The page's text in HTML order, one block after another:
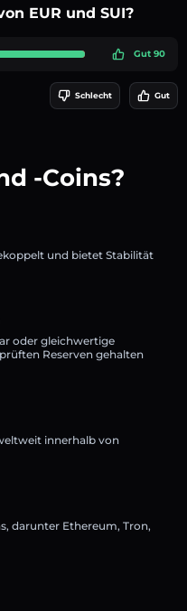
EUR und SUI?
Gut 90
Schlecht Gut
-Coins?
und bietet Stabilität
oder gleichwertige
Reserven gehalten
innerhalb von
darunter Ethereum, Tron,